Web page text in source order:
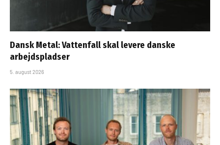
Dansk Metal: Vattenfall skal levere danske
arbejdspladser
5. august 2026